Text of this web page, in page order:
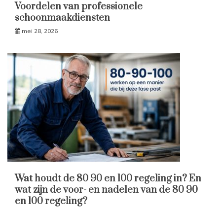
Voordelen van professionele
schoonmaakdiensten
mei 28, 2026
Wat houdt de 80 90 en 100 regeling in? En
wat zijn de voor- en nadelen van de 80 90
en 100 regeling?